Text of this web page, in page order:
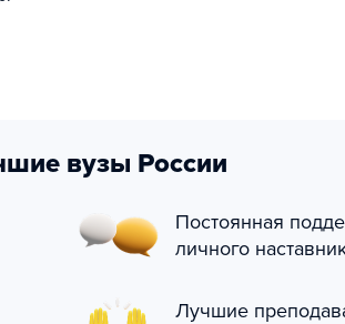
вузы России
Постоянная
личного
Лучшие